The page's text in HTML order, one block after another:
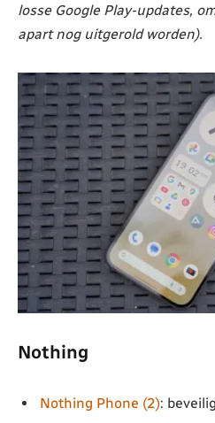
losse Google Play-updates,
apart nog uitgerold worden).
Nothing
Nothing Phone (2):